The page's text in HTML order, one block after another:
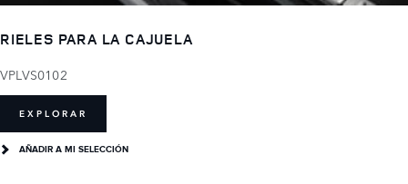
RIELES PARA LA CAJUELA
VPLVS0102
EXPLORAR
AÑADIR A MI SELECCIÓN